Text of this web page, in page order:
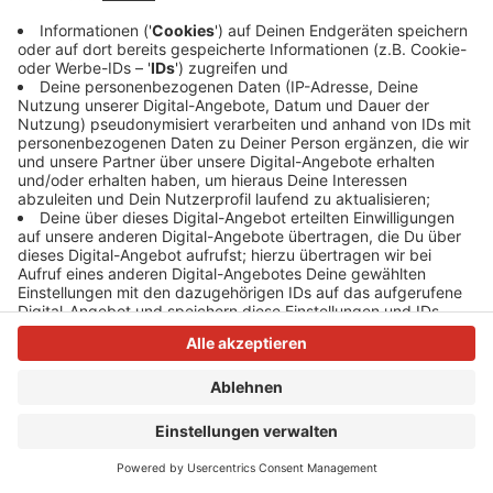
Anzeige
Anzeige
Anzeige